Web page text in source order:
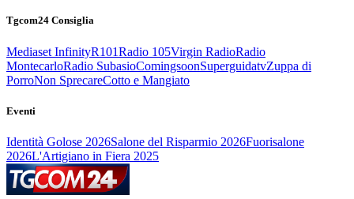
Tgcom24 Consiglia
Mediaset InfinityR101Radio 105Virgin RadioRadio
MontecarloRadio SubasioComingsoonSuperguidatvZuppa di
PorroNon SprecareCotto e Mangiato
Eventi
Identità Golose 2026Salone del Risparmio 2026Fuorisalone
2026L'Artigiano in Fiera 2025